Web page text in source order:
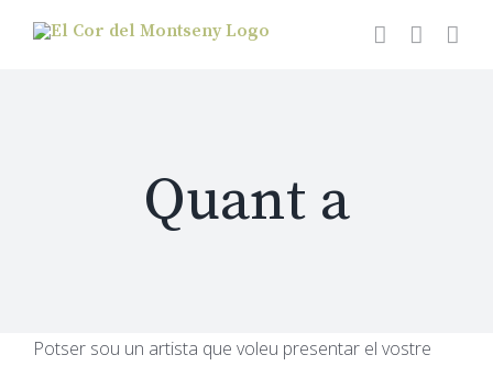
Quant a
Potser sou un artista que voleu presentar el vostre